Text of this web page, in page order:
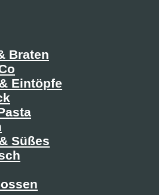
Braten
Eintöpfe
Süßes